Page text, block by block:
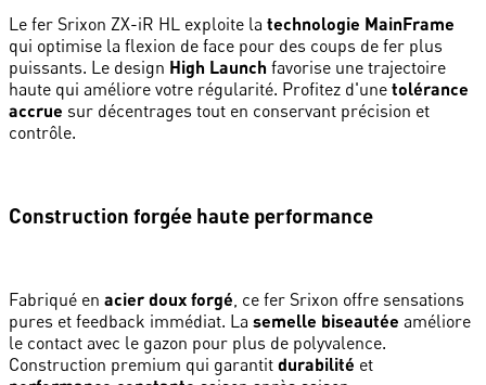
Le fer Srixon ZX-iR HL exploite la technologie MainFrame
qui optimise la flexion de face pour des coups de fer plus
puissants. Le design High Launch favorise une trajectoire
haute qui améliore votre régularité. Profitez d'une tolérance
accrue sur décentrages tout en conservant précision et
contrôle.
Construction forgée haute performance
Fabriqué en acier doux forgé , ce fer Srixon offre sensations
pures et feedback immédiat. La semelle biseautée améliore
le contact avec le gazon pour plus de polyvalence.
Construction premium qui garantit durabilité et